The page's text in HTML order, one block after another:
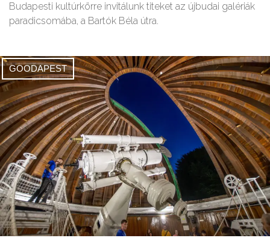
Budapesti kultúrkörre invitálunk titeket az újbudai galériák
paradicsomába, a Bartók Béla útra.
GOODAPEST